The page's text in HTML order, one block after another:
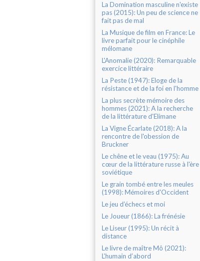
La Domination masculine n'existe
pas (2015): Un peu de science ne
fait pas de mal
La Musique de film en France: Le
livre parfait pour le cinéphile
mélomane
L'Anomalie (2020): Remarquable
exercice littéraire
La Peste (1947): Eloge de la
résistance et de la foi en l'homme
La plus secrète mémoire des
hommes (2021): A la recherche
de la littérature d'Elimane
La Vigne Écarlate (2018): A la
rencontre de l'obession de
Bruckner
Le chêne et le veau (1975): Au
cœur de la littérature russe à l'ère
soviétique
Le grain tombé entre les meules
(1998): Mémoires d'Occident
Le jeu d’échecs et moi
Le Joueur (1866): La frénésie
Le Liseur (1995): Un récit à
distance
Le livre de maître Mô (2021):
L’humain d’abord